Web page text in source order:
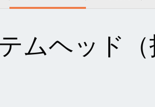
ムヘッド